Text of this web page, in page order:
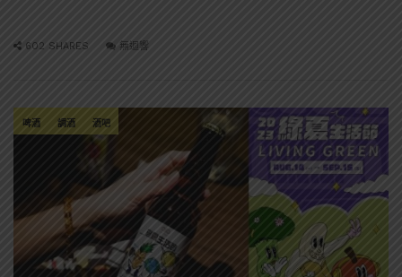
602 SHARES 無迴響
啤酒 調酒 酒吧